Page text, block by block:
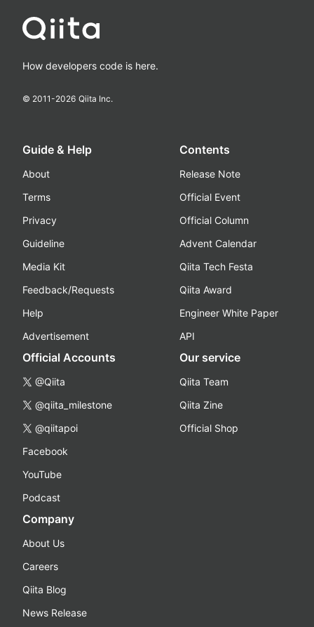
How developers code is here.
© 2011-2026 Qiita Inc.
Guide & Help
About
Terms
Privacy
Guideline
Media Kit
Feedback/Requests
Help
Advertisement
Contents
Release Note
Official Event
Official Column
Advent Calendar
Qiita Tech Festa
Qiita Award
Engineer White Paper
API
Official Accounts
@Qiita
@qiita_milestone
@qiitapoi
Facebook
YouTube
Podcast
Our service
Qiita Team
Qiita Zine
Official Shop
Company
About Us
Careers
Qiita Blog
News Release